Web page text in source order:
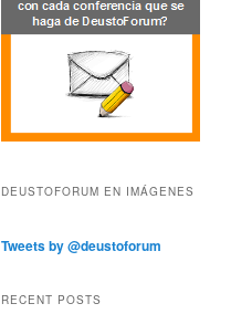
DEUSTOFORUM EN IMÁGENES
Tweets by @deustoforum
RECENT POSTS